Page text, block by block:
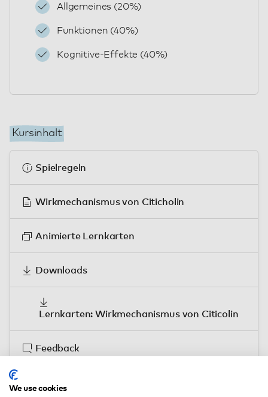
Allgemeines (20%)
Funktionen (40%)
Kognitive-Effekte (40%)
Kursinhalt
Spielregeln
Wirkmechanismus von Citicholin
Animierte Lernkarten
Downloads
Lernkarten: Wirkmechanismus von Citicolin
Feedback
We use cookies